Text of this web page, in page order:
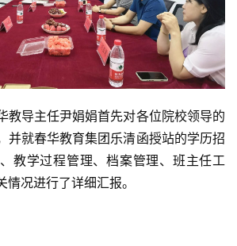
教导主任尹娟娟首先对各位院校领导的
并就春华教育集团乐清函授站的学历招
教学过程管理、档案管理、班主任工
况进行了详细汇报。